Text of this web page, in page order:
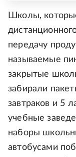
Школы,
передачу
называемые
закрытые
забирали
завтраков и 5
учебные
наборы
автобусами